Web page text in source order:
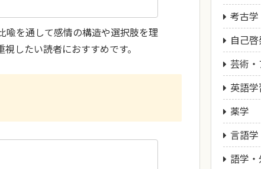
喩を通して感情の構造や選択肢を理
したい読者におすすめです。
考古学
自己啓
芸術・
英語学
薬学
言語学
語学